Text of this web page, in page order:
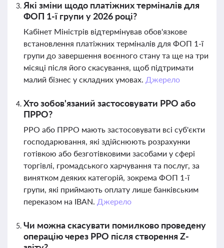
Які зміни щодо платіжних терміналів для
ФОП 1-ї групи у 2026 році?
Кабінет Міністрів відтермінував обов'язкове
встановлення платіжних терміналів для ФОП 1-ї
групи до завершення воєнного стану та ще на три
місяці після його скасування, щоб підтримати
малий бізнес у складних умовах. Джерело
Хто зобов'язаний застосовувати РРО або
ПРРО?
РРО або ПРРО мають застосовувати всі суб'єкти
господарювання, які здійснюють розрахунки
готівкою або безготівковими засобами у сфері
торгівлі, громадського харчування та послуг, за
винятком деяких категорій, зокрема ФОП 1-ї
групи, які приймають оплату лише банківським
переказом на IBAN. Джерело
Чи можна скасувати помилково проведену
операцію через РРО після створення Z-